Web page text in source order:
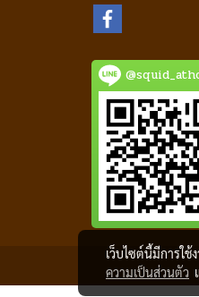
เว็บไซต์นี้มีการใ
ความเป็นส่วนตัว